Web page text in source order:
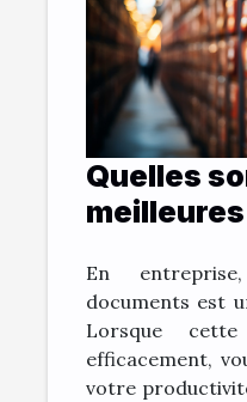
Quelles
du temps
En
documents est
Lorsque
efficacement,
votre